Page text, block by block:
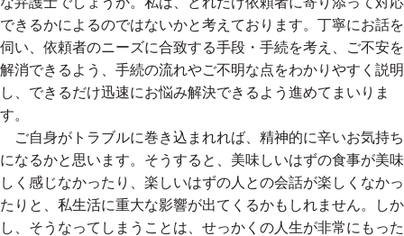
できるかによるのではないかと考えております。丁寧にお話を
伺い、依頼者のニーズに合致する手段・手続を考え、ご不安を
解消できるよう、手続の流れやご不明な点をわかりやすく説明
し、できるだけ迅速にお悩み解決できるよう進めてまいりま
す。
ご自身がトラブルに巻き込まれれば、精神的に辛いお気持ち
になるかと思います。そうすると、美味しいはずの食事が美味
しく感じなかったり、楽しいはずの人との会話が楽しくなかっ
たりと、私生活に重大な影響が出てくるかもしれません。しか
し、そうなってしまうことは、せっかくの人生が非常にもった